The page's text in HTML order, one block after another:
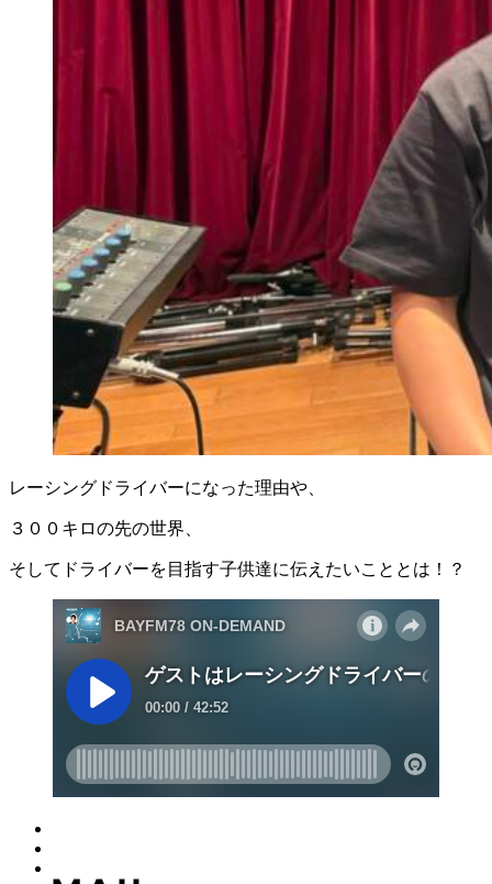
レーシングドライバーになった理由や、
３００キロの先の世界、
そしてドライバーを目指す子供達に伝えたいこととは！？